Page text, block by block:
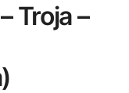
Troja –